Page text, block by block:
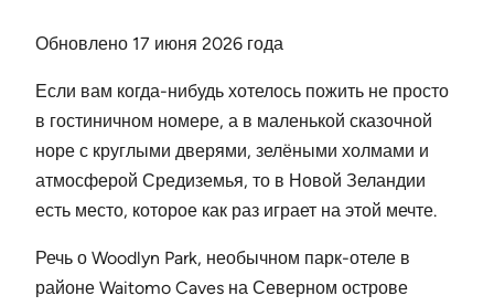
Обновлено 17 июня 2026 года
Если вам когда-нибудь хотелось пожить не просто
в гостиничном номере, а в маленькой сказочной
норе с круглыми дверями, зелёными холмами и
атмосферой Средиземья, то в Новой Зеландии
есть место, которое как раз играет на этой мечте.
Речь о Woodlyn Park, необычном парк-отеле в
районе Waitomo Caves на Северном острове